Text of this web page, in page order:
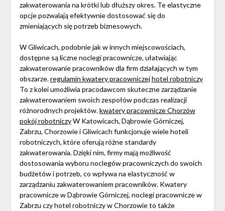
zakwaterowania na krótki lub dłuższy okres. Te elastyczne
opcje pozwalają efektywnie dostosować się do
zmieniających się potrzeb biznesowych.
W Gliwicach, podobnie jak w innych miejscowościach,
dostępne są liczne noclegi pracownicze, ułatwiając
zakwaterowanie pracowników dla firm działających w tym
obszarze.regulamin kwatery pracowniczej hotel robotniczy
To z kolei umożliwia pracodawcom skuteczne zarządzanie
zakwaterowaniem swoich zespołów podczas realizacji
różnorodnych projektów.kwatery pracownicze Chorzów
pokój robotniczyW Katowicach, Dąbrowie Górniczej,
Zabrzu, Chorzowie i Gliwicach funkcjonuje wiele hoteli
robotniczych, które oferują różne standardy
zakwaterowania. Dzięki nim, firmy mają możliwość
dostosowania wyboru noclegów pracowniczych do swoich
budżetów i potrzeb, co wpływa na elastyczność w
zarządzaniu zakwaterowaniem pracowników. Kwatery
pracownicze w Dąbrowie Górniczej, noclegi pracownicze w
Zabrzu czy hotel robotniczy w Chorzowie to także